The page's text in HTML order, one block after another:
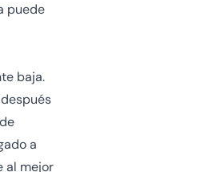
puede
baja.
a
al mejor